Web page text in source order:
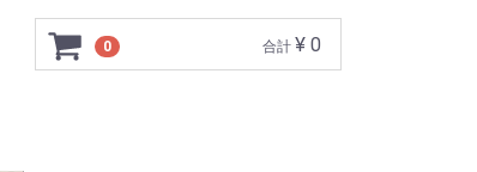
0 合計 ¥ 0